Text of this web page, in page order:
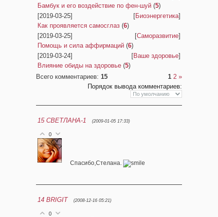
Бамбук и его воздействие по фен-шуй (5)
[2019-03-25]
[Биоэнергетика]
Как проявляется самосглаз (6)
[2019-03-25]
[Саморазвитие]
Помощь и сила аффирмаций (6)
[2019-03-24]
[Ваше здоровье]
Влияние обиды на здоровье (5)
Всего комментариев: 15 1 2 »
Порядок вывода комментариев:
15 СВЕТЛАНА-1 (2009-01-05 17:33)
0
Спасибо,Стелана.
14 BRIGIT (2008-12-16 05:21)
0